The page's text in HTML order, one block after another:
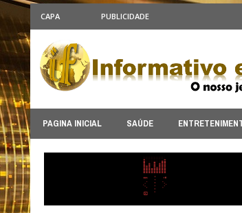
CAPA PUBLICIDADE
PAGINA INICIAL SAÚDE